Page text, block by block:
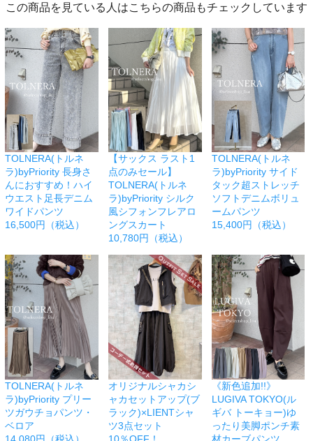
この商品を見ている人はこちらの商品もチェックしています
TOLNERA(トルネ
ラ)byPriority 長身さ
んにおすすめ！ハイ
ウエスト足長デニム
ワイドパンツ
16,500円（税込）
【サックス ラスト1
点のみセール】
TOLNERA(トルネ
ラ)byPriority シルク
風シフォンフレアロ
ングスカート
10,780円（税込）
TOLNERA(トルネ
ラ)byPriority サイド
タック超ストレッチ
ソフトデニムボリュ
ームパンツ
15,400円（税込）
TOLNERA(トルネ
ラ)byPriority プリー
ツガウチョパンツ・
ベロア
14,080円（税込）
オリジナルシャカシ
ャカセットアップ(ブ
ラック)×LIENTシャ
ツ3点セット
10％OFF！
《新色追加!!》
LUGIVA TOKYO(ル
ギバ トーキョー)ゆ
ったり美脚ポンチ素
材カーブパンツ